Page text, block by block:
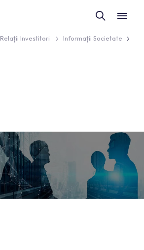
Relații Investitori
Informații Societate